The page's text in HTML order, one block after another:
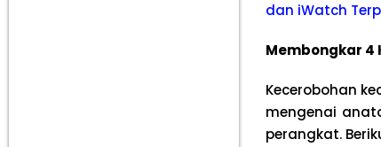
dan iWatch
Membongkar 4
Kecerobohan
mengenai
perangkat.